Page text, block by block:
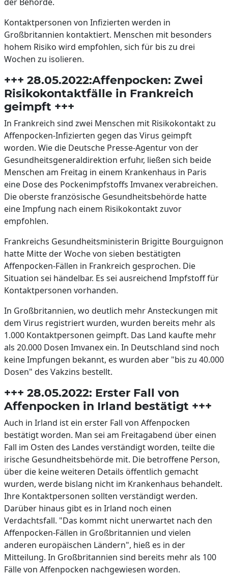
Kontaktpersonen von Infizierten werden in
Großbritannien kontaktiert. Menschen mit besonders
hohem Risiko wird empfohlen, sich für bis zu drei
Wochen zu isolieren.
+++ 28.05.2022:Affenpocken: Zwei
Risikokontaktfälle in Frankreich
geimpft +++
In Frankreich sind zwei Menschen mit Risikokontakt zu
Affenpocken-Infizierten gegen das Virus geimpft
worden. Wie die Deutsche Presse-Agentur von der
Gesundheitsgeneraldirektion erfuhr, ließen sich beide
Menschen am Freitag in einem Krankenhaus in Paris
eine Dose des Pockenimpfstoffs Imvanex verabreichen.
Die oberste französische Gesundheitsbehörde hatte
eine Impfung nach einem Risikokontakt zuvor
empfohlen.
Frankreichs Gesundheitsministerin Brigitte Bourguignon
hatte Mitte der Woche von sieben bestätigten
Affenpocken-Fällen in Frankreich gesprochen. Die
Situation sei händelbar. Es sei ausreichend Impfstoff für
Kontaktpersonen vorhanden.
In Großbritannien, wo deutlich mehr Ansteckungen mit
dem Virus registriert wurden, wurden bereits mehr als
1.000 Kontaktpersonen geimpft. Das Land kaufte mehr
als 20.000 Dosen Imvanex ein. In Deutschland sind noch
keine Impfungen bekannt, es wurden aber "bis zu 40.000
Dosen" des Vakzins bestellt.
+++ 28.05.2022: Erster Fall von
Affenpocken in Irland bestätigt +++
Auch in Irland ist ein erster Fall von Affenpocken
bestätigt worden. Man sei am Freitagabend über einen
Fall im Osten des Landes verständigt worden, teilte die
irische Gesundheitsbehörde mit. Die betroffene Person,
über die keine weiteren Details öffentlich gemacht
wurden, werde bislang nicht im Krankenhaus behandelt.
Ihre Kontaktpersonen sollten verständigt werden.
Darüber hinaus gibt es in Irland noch einen
Verdachtsfall. "Das kommt nicht unerwartet nach den
Affenpocken-Fällen in Großbritannien und vielen
anderen europäischen Ländern", hieß es in der
Mitteilung. In Großbritannien sind bereits mehr als 100
Fälle von Affenpocken nachgewiesen worden.